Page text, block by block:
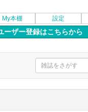
My本棚 設定
ーザー登録はこちらから